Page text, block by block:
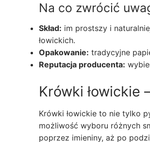
Na co zwrócić
Skład: im prostszy i
łowickich.
Opakowanie: tradycyjne
Reputacja producenta:
Krówki łowickie
Krówki łowickie to nie tylko
możliwość wyboru różnych
poprzez imieniny, aż po